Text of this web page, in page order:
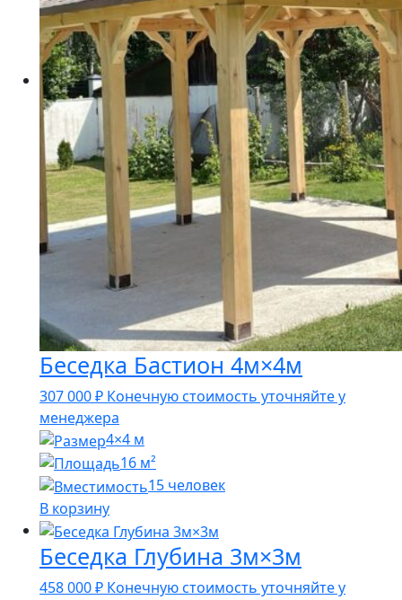
Беседка Бастион 4м×4м
307 000₽ Конечную стоимость уточняйте у
менеджера
4×4 м
16 м²
15 человек
В корзину
Беседка Глубина 3м×3м
458 000₽ Конечную стоимость уточняйте у